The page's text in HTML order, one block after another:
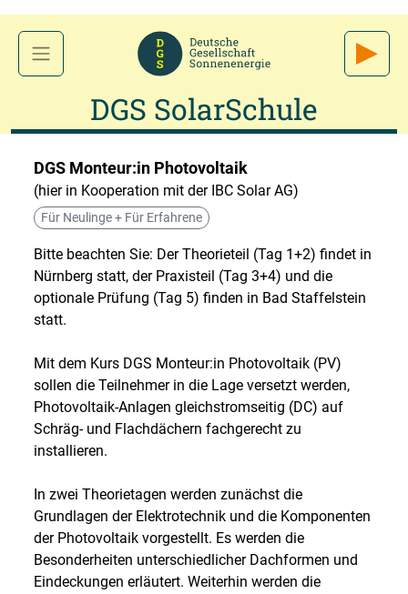
DGS SolarSchule
DGS Monteur:in Photovoltaik
(hier in Kooperation mit der IBC Solar AG)
Für Neulinge + Für Erfahrene
Bitte beachten Sie: Der Theorieteil (Tag 1+2) findet in
Nürnberg statt, der Praxisteil (Tag 3+4) und die
optionale Prüfung (Tag 5) finden in Bad Staffelstein
statt.
Mit dem Kurs DGS Monteur:in Photovoltaik (PV)
sollen die Teilnehmer in die Lage versetzt werden,
Photovoltaik-Anlagen gleichstromseitig (DC) auf
Schräg- und Flachdächern fachgerecht zu
installieren.
In zwei Theorietagen werden zunächst die
Grundlagen der Elektrotechnik und die Komponenten
der Photovoltaik vorgestellt. Es werden die
Besonderheiten unterschiedlicher Dachformen und
Eindeckungen erläutert. Weiterhin werden die